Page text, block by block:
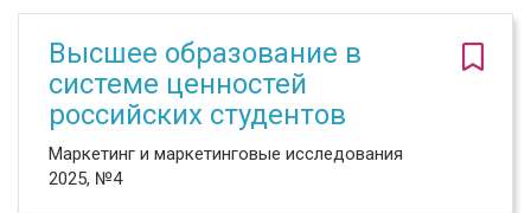
Высшее образование в
системе ценностей
российских студентов
Маркетинг и маркетинговые исследования
2025, №4